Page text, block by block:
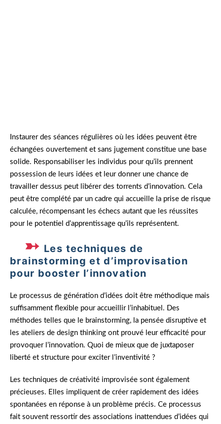
Instaurer des séances régulières où les idées peuvent être
échangées ouvertement et sans jugement constitue une base
solide. Responsabiliser les individus pour qu’ils prennent
possession de leurs idées et leur donner une chance de
travailler dessus peut libérer des torrents d’innovation. Cela
peut être complété par un cadre qui accueille la prise de risque
calculée, récompensant les échecs autant que les réussites
pour le potentiel d’apprentissage qu’ils représentent.
Les techniques de
brainstorming et d’improvisation
pour booster l’innovation
Le processus de génération d’idées doit être méthodique mais
suffisamment flexible pour accueillir l’inhabituel. Des
méthodes telles que le brainstorming, la pensée disruptive et
les ateliers de design thinking ont prouvé leur efficacité pour
provoquer l’innovation. Quoi de mieux que de juxtaposer
liberté et structure pour exciter l’inventivité ?
Les techniques de créativité improvisée sont également
précieuses. Elles impliquent de créer rapidement des idées
spontanées en réponse à un problème précis. Ce processus
fait souvent ressortir des associations inattendues d’idées qui